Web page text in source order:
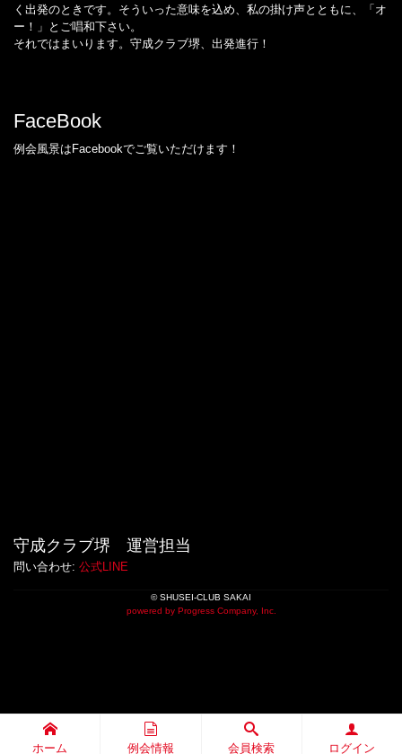
ホーム 例会情報 会員検索 ログイン
く出発のときです。そういった意味を込め、私の掛け声とともに、「オ
ー！」とご唱和下さい。
それではまいります。守成クラブ堺、出発進行！
FaceBook
例会風景はFacebookでご覧いただけます！
守成クラブ堺 運営担当
問い合わせ: 公式LINE
© SHUSEI-CLUB SAKAI
powered by Progress Company, Inc.